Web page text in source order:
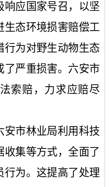
响应国家号召，以坚
生态环境损害赔偿工
行为对野生动物生态
了严重损害。六安市
索赔，力求应赔尽
安市林业局利用科技
收集等方式，全面了
行为。这提高了处理